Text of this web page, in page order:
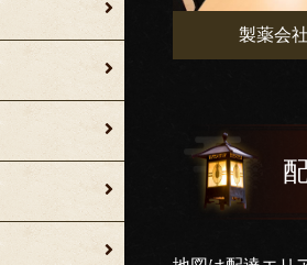
製薬会